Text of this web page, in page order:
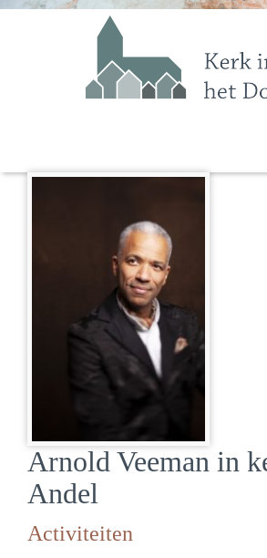
Arnold Veeman in
Andel
Activiteiten